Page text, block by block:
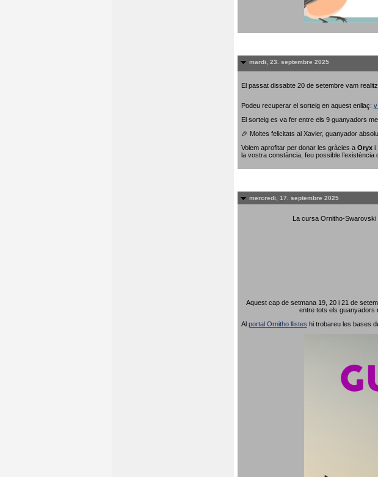
mardi, 23. septembre 2025
El passat dissabte 20 de setembre vam
Podeu recuperar el sorteig en aquest enllaç:
El sorteig es va fer entre els 9 guanyadors
🎉 Moltes felicitats al Xavier, guanyador
Volem aprofitar per donar les gràcies a Oryxi
la vostra constància, feu possible l’existència
mercredi, 17. septembre 2025
La cursa Ornitho-Swarovski
Aquest cap de setmana 19, 20 i 21 de
entre tots els guanyadors
Al portal Ornitho llistes hi trobareu les bases